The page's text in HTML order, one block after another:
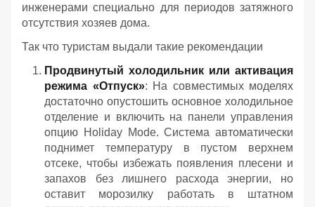
инженерами специально для периодов затяжного
отсутствия хозяев дома.
Так что туристам выдали такие рекомендации
Продвинутый холодильник или активация
режима «Отпуск»: На совместимых моделях
достаточно опустошить основное холодильное
отделение и включить на панели управления
опцию Holiday Mode. Система автоматически
поднимет температуру в пустом верхнем
отсеке, чтобы избежать появления плесени и
запахов без лишнего расхода энергии, но
оставит морозилку работать в штатном